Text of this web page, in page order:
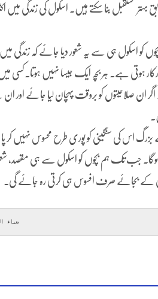
مستقبل بنا سکتے ہیں۔ اسکول کی زندگی میں
کو اسکول ہی سے یہ شعور دیا جائے کہ زندگی
ہوتی ہے۔ ہر بچہ ایک جیسا نہیں ہوتا۔کسی
ان صلاحیتوں کو بروقت پہچان لیا جائے اور
اس کی سنگینی کو پوری طرح محسوس نہیں کر
ہوگا۔ جب تک ہم بچوں کو اسکول سے ہی مقصد،
کے بجائے صرف افسوس ہی کرتی رہ جائے گی۔